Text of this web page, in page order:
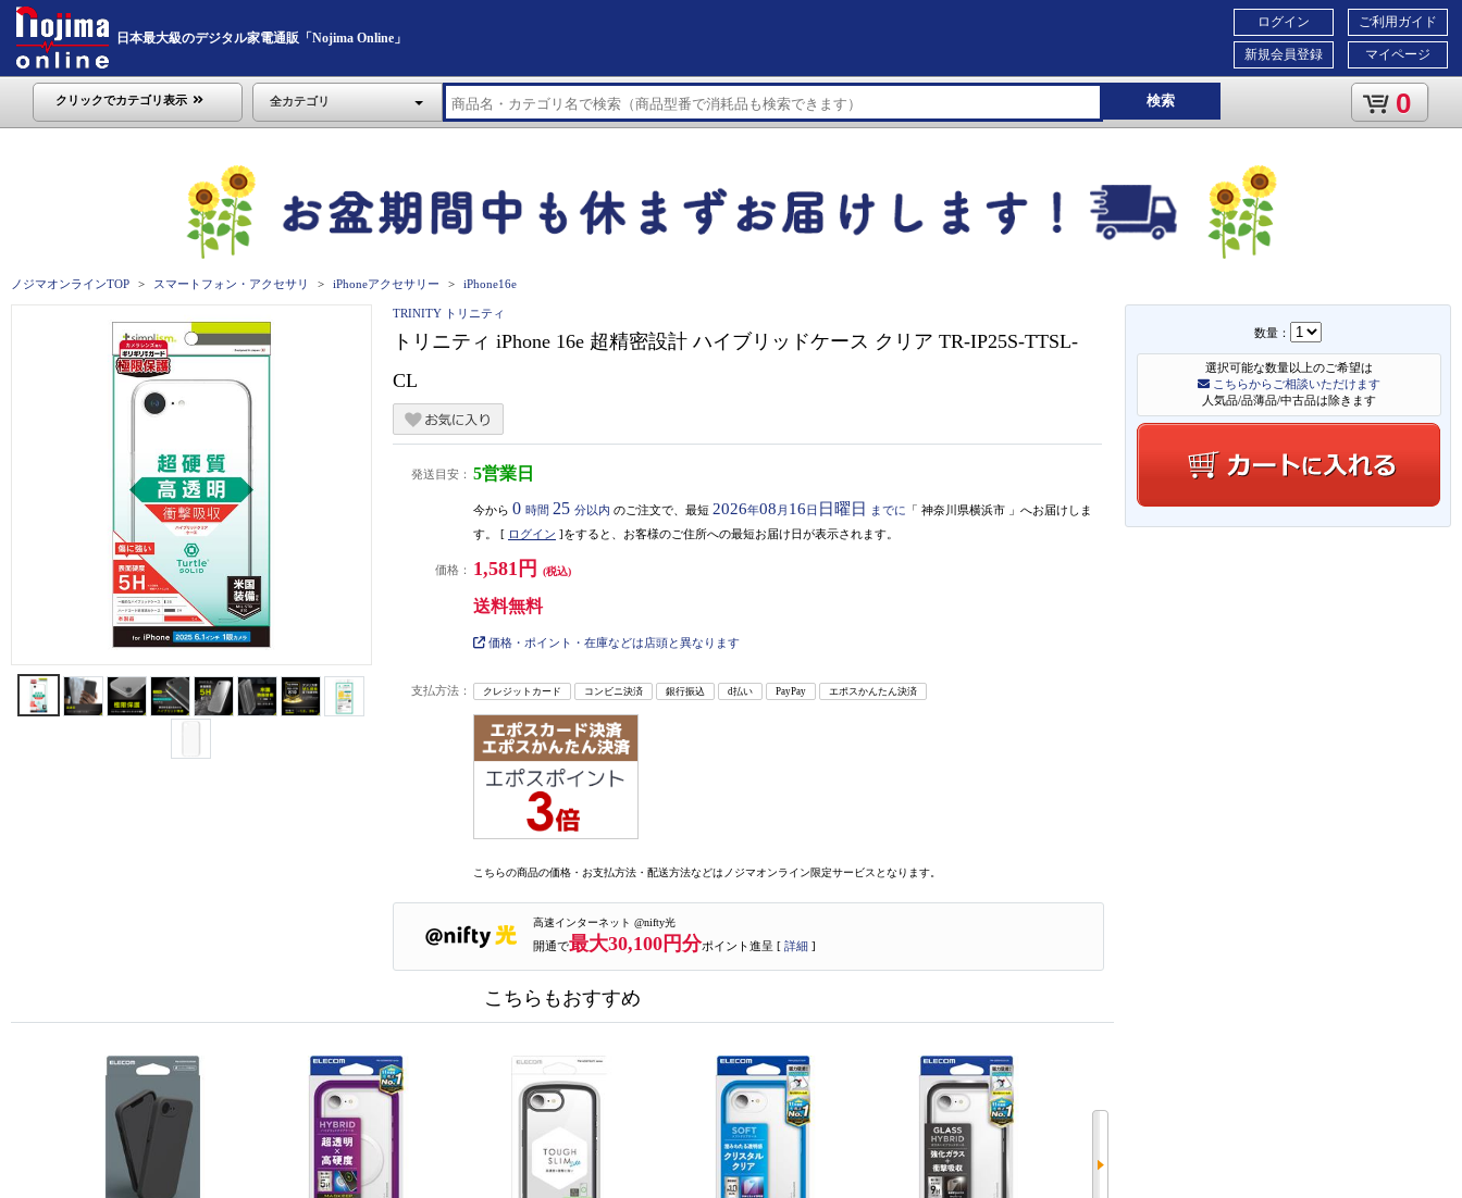
日本最大級のデジタル家電通販「Nojima Online」
ご利用ガイド
マイページ
ログイン
新規会員登録
クリックでカテゴリ表示 全カテゴリ 検索 0
ノジマオンラインTOP スマートフォン・アクセサリ iPhoneアクセサリー iPhone16e
数量：
選択可能な数量以上のご希望は
こちらからご相談いただけます
人気品/品薄品/中古品は除きます
TRINITY トリニティ
トリニティ iPhone 16e 超精密設計 ハイブリッドケース クリア TR-IP25S-TTSL-
CL
発送目安： 5営業日
今から 0 時間 25 分以内 のご注文で、最短 2026年08 月 16日 日曜日 までに 「 神奈川県横浜市 」 へお届けしま
す。 [ ログイン ]をすると、お客様のご住所への最短お届け日が表示されます。
価格： 1,581円 (税込)
送料無料
価格・ポイント・在庫などは店頭と異なります
支払方法： クレジットカード コンビニ決済 銀行振込 d払い PayPay エポスかんたん決済
こちらの商品の価格・お支払方法・配送方法などはノジマオンライン限定サービスとなります。
高速インターネット @nifty光
開通で最大30,100円分ポイント進呈 [ 詳細 ]
こちらもおすすめ